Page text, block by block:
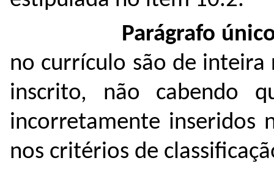
Parágrafo
no currículo são de inteira
inscrito, não cabendo
incorretamente inseridos
nos critérios de